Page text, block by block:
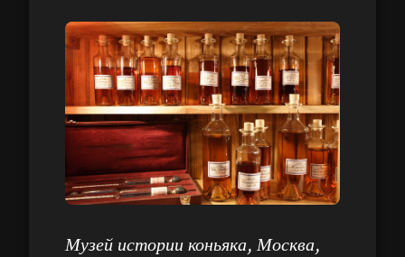
Музей истории коньяка, Москва,